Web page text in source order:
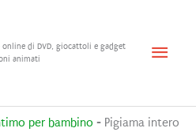
online di DVD, giocattoli e gadget
animati
Menu
per bambino - Pigiama intero